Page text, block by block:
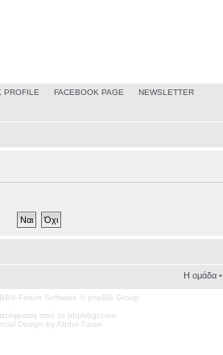
PROFILE FACEBOOK PAGE NEWSLETTER
Η ομάδα•
Forum Software © phpBB Group
από το phpbbgr.com
Design by Abdul Turan